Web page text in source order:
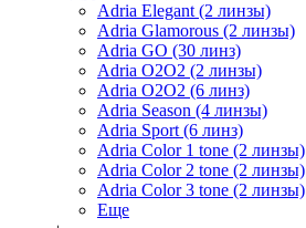
Adria Elegant (2 линзы)
Adria Glamorous (2 линзы)
Adria GO (30 линз)
Adria O2O2 (2 линзы)
Adria O2O2 (6 линз)
Adria Season (4 линзы)
Adria Sport (6 линз)
Adria Сolor 1 tone (2 линзы)
Adria Сolor 2 tone (2 линзы)
Adria Сolor 3 tone (2 линзы)
Еще